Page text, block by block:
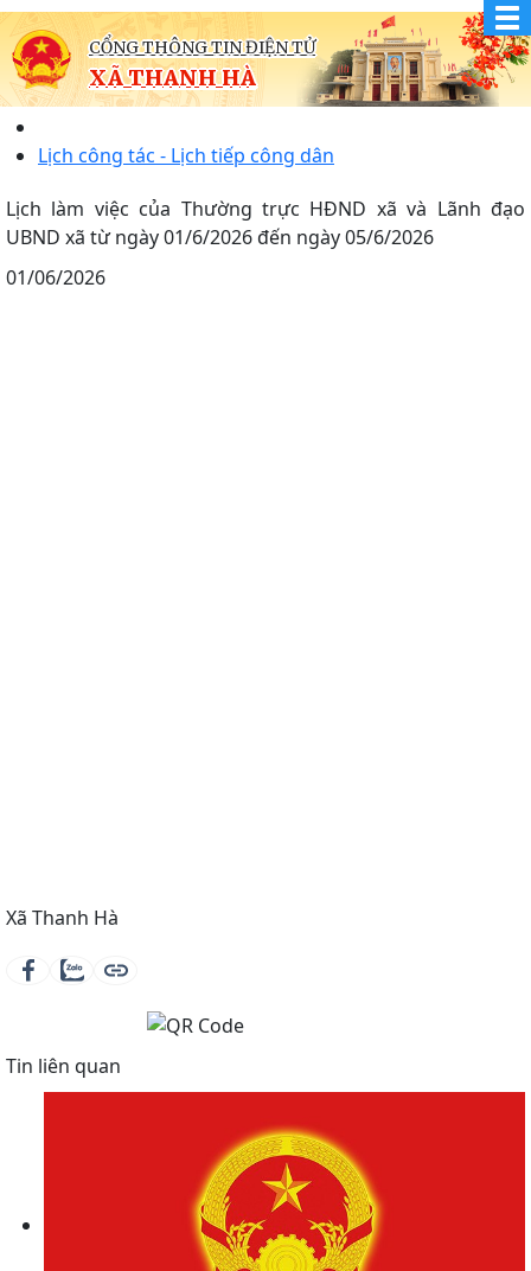
CỔNG THÔNG TIN ĐIỆN TỬ
XÃ THANH HÀ
Lịch công tác - Lịch tiếp công dân
Lịch làm việc của Thường trực HĐND xã và Lãnh đạo
UBND xã từ ngày 01/6/2026 đến ngày 05/6/2026
01/06/2026
Xã Thanh Hà
Tin liên quan